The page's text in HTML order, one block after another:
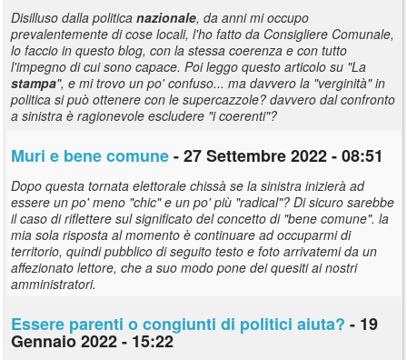
Disilluso dalla politica nazionale, da anni mi occupo
prevalentemente di cose locali, l'ho fatto da Consigliere Comunale,
lo faccio in questo blog, con la stessa coerenza e con tutto
l'impegno di cui sono capace. Poi leggo questo articolo su "La
stampa", e mi trovo un po' confuso... ma davvero la "verginità" in
politica si può ottenere con le supercazzole? davvero dal confronto
a sinistra è ragionevole escludere "i coerenti"?
Muri e bene comune- 27 Settembre 2022 - 08:51
Dopo questa tornata elettorale chissà se la sinistra inizierà ad
essere un po' meno "chic" e un po' più "radical"? Di sicuro sarebbe
il caso di riflettere sul significato del concetto di "bene comune". la
mia sola risposta al momento è continuare ad occuparmi di
territorio, quindi pubblico di seguito testo e foto arrivatemi da un
affezionato lettore, che a suo modo pone dei quesiti ai nostri
amministratori.
Essere parenti o congiunti di politici aiuta? - 19
Gennaio 2022 - 15:22